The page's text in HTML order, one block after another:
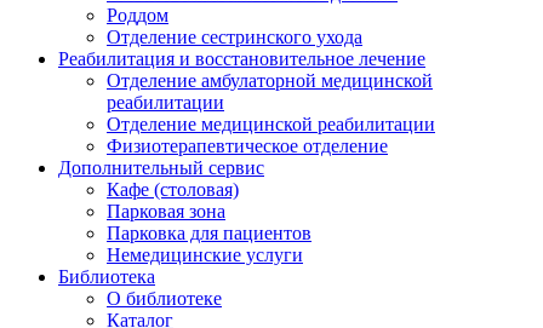
Роддом
Отделение сестринского ухода
Реабилитация и восстановительное лечение
Отделение амбулаторной медицинской
реабилитации
Отделение медицинской реабилитации
Физиотерапевтическое отделение
Дополнительный сервис
Кафе (столовая)
Парковая зона
Парковка для пациентов
Немедицинские услуги
Библиотека
О библиотеке
Каталог